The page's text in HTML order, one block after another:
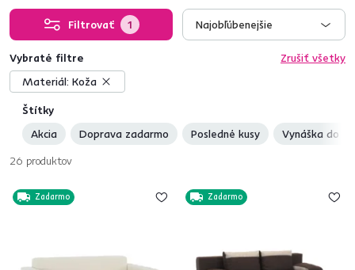
Filtrovať 1 Najobľúbenejšie
Štítky
Akcia
Doprava zadarmo Posledné kusy Vynáška do
Vybraté filtre
Zrušiť všetky
Materiál: Koža
26 produktov
Zadarmo Zadarmo